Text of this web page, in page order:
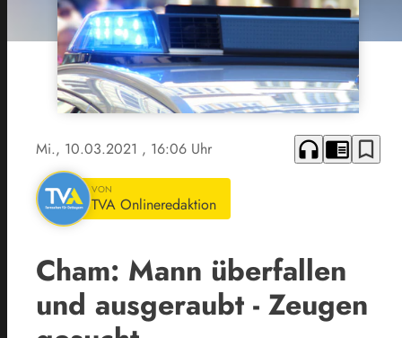
Mi., 10.03.2021 , 16:06 Uhr headphones chrome_reader_mode bookmark_border
VON
TVA Onlineredaktion
Cham: Mann überfallen
und ausgeraubt - Zeugen